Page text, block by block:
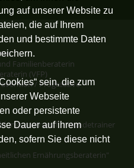
auf unserer Website zu
die auf Ihrem
und bestimmte Daten
sein, die zum
Webseite
oder persistente
Dauer auf ihrem
sofern Sie diese nicht
Familienberaterin
(VFP)
/ Progressive
für Hundetrainer
Ernährungsberaterin"